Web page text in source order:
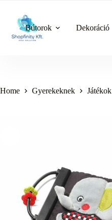
content
Bútorok Dekoráció
Home Gyerekeknek Játékok